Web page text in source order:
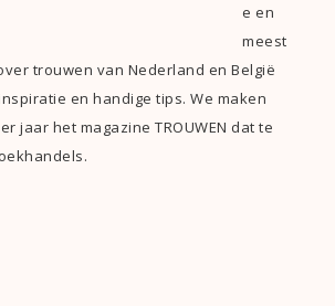
e en
meest
trouwen van Nederland en België
en handige tips. We maken
jaar het magazine TROUWEN dat te